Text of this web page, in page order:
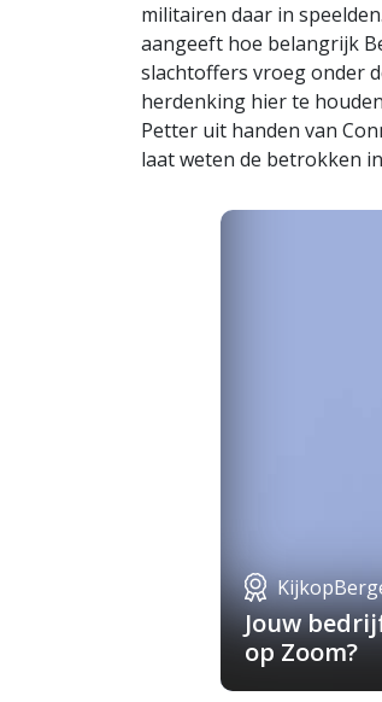
militairen daar in
aangeeft hoe belangrijk
slachtoffers vroeg onder
herdenking hier te
Petter uit handen van
laat weten de betrokken
Jouw
op Zoom?